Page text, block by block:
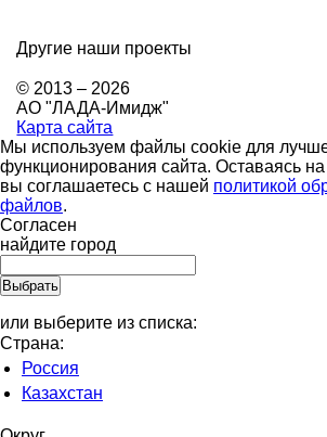
Другие наши проекты
© 2013 – 2026
АО "ЛАДА-Имидж"
Карта сайта
Мы используем файлы cookie для
функционирования сайта. Оставаясь на
вы соглашаетесь с нашей политикой
файлов.
Согласен
найдите город
или выберите из списка:
Страна:
Россия
Казахстан